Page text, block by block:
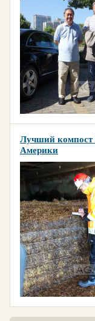
Лучший компост
Америки